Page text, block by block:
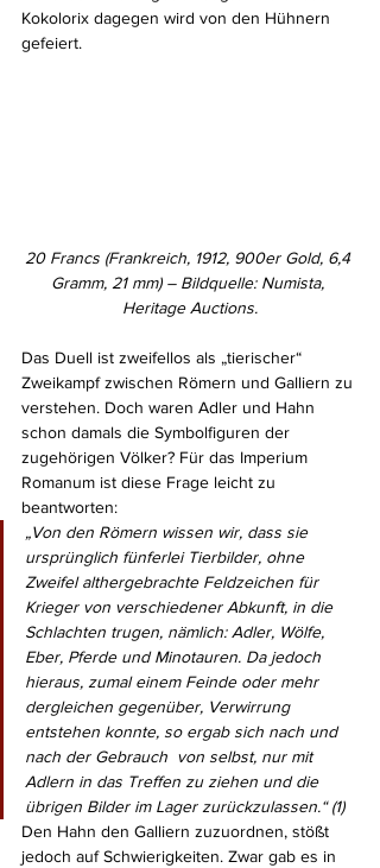
Kokolorix dagegen wird von den Hühnern
gefeiert.
20 Francs (Frankreich, 1912, 900er Gold, 6,4
Gramm, 21 mm) – Bildquelle: Numista,
Heritage Auctions.
Das Duell ist zweifellos als „tierischer“
Zweikampf zwischen Römern und Galliern zu
verstehen. Doch waren Adler und Hahn
schon damals die Symbolfiguren der
zugehörigen Völker? Für das Imperium
Romanum ist diese Frage leicht zu
beantworten:
„Von den Römern wissen wir, dass sie
ursprünglich fünferlei Tierbilder, ohne
Zweifel althergebrachte Feldzeichen für
Krieger von verschiedener Abkunft, in die
Schlachten trugen, nämlich: Adler, Wölfe,
Eber, Pferde und Minotauren. Da jedoch
hieraus, zumal einem Feinde oder mehr
dergleichen gegenüber, Verwirrung
entstehen konnte, so ergab sich nach und
nach der Gebrauch  von selbst, nur mit
Adlern in das Treffen zu ziehen und die
übrigen Bilder im Lager zurückzulassen.“ (1)
Den Hahn den Galliern zuzuordnen, stößt
jedoch auf Schwierigkeiten. Zwar gab es in